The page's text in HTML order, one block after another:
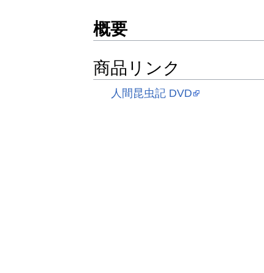
概要
商品リンク
人間昆虫記 DVD